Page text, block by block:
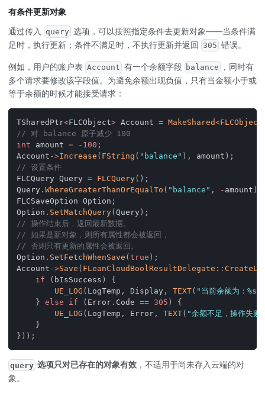
有条件更新对象
通过传入 query 选项，可以按照指定条件去更新对象——当条件满
足时，执行更新；条件不满足时，不执行更新并返回 305 错误。
例如，用户的账户表 Account 有一个余额字段 balance
，同时有
多个请求要修改该字段值。为避免余额出现负值，只有当金额小于或
等于余额的时候才能接受请求：
TSharedPtr<FLCObject> Account = MakeShared<FLCObject
// 对 balance 原子减少 100
int amount = - 100 ;
Account ->Increase ( FString ( "balance" ) , amount ) ;
// 设置条件
FLCQuery Query = FLCQuery( ) ;
Query . WhereGreaterThanOrEqualTo ( "balance" , - amount )
FLCSaveOption Option ;
Option . SetMatchQuery( Query ) ;
// 操作结束后，返回最新数据。
// 如果是新对象，则所有属性都会被返回，
// 否则只有更新的属性会被返回。
Option . SetFetchWhenSave ( true ) ;
Account ->Save ( FLeanCloudBoolResultDelegate ::
if
( bIsSuccess )
{
UE_LOG ( LogTemp , Display , TEXT( "当前余额为：%s"
} else if ( Error . Code == 305 )
{
UE_LOG ( LogTemp , Error , TEXT( "余额不足，操作失败
}
} ) ) ;
query选项只对已存在的对象有效，不适用于尚未存入云端的对
象。